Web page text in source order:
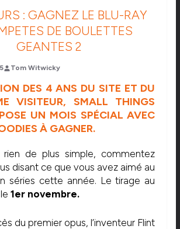
: GAGNEZ LE BLU-RAY
DE BOULETTES
GEANTES 2
Tom Witwicky
DES 4 ANS DU SITE ET DU
VISITEUR, SMALL THINGS
UN MOIS SPÉCIAL AVEC
À GAGNER.
rien de plus simple, commentez
disant ce que vous avez aimé au
séries cette année. Le tirage au
1er novembre.
du premier opus, l’inventeur Flint